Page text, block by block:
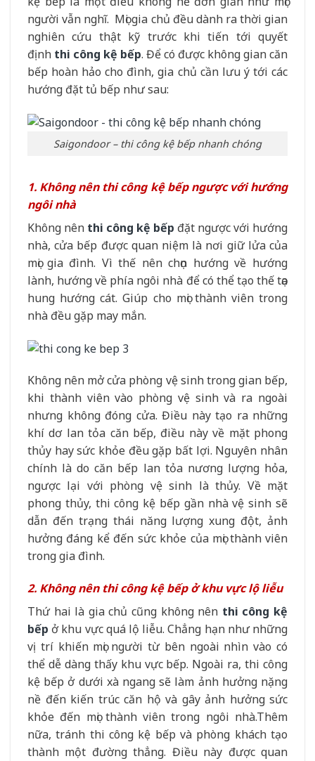
người vẫn nghĩ. Mọi gia chủ đều dành ra thời gian
nghiên cứu thật kỹ trước khi tiến tới quyết
định thi công kệ bếp. Để có được không gian căn
bếp hoàn hảo cho đình, gia chủ cần lưu ý tới các
hướng đặt tủ bếp như sau:
Saigondoor – thi công kệ bếp nhanh chóng
1. Không nên thi công kệ bếp ngược với hướng
ngôi nhà
Không nên thi công kệ bếp đặt ngược với hướng
nhà, cửa bếp được quan niệm là nơi giữ lửa của
mọi gia đình. Vì thế nên chọn hướng về hướng
lành, hướng về phía ngôi nhà để có thể tạo thế tọa
hung hướng cát. Giúp cho mọi thành viên trong
nhà đều gặp may mắn.
Không nên mở cửa phòng vệ sinh trong gian bếp,
khi thành viên vào phòng vệ sinh và ra ngoài
nhưng không đóng cửa. Điều này tạo ra những
khí dơ lan tỏa căn bếp, điều này về mặt phong
thủy hay sức khỏe đều gặp bất lợi. Nguyên nhân
chính là do căn bếp lan tỏa nương lượng hỏa,
ngược lại với phòng vệ sinh là thủy. Về mặt
phong thủy, thi công kệ bếp gần nhà vệ sinh sẽ
dẫn đến trạng thái năng lượng xung đột, ảnh
hưởng đáng kể đến sức khỏe của mọi thành viên
trong gia đình.
2. Không nên thi công kệ bếp ở khu vực lộ liễu
Thứ hai là gia chủ cũng không nên thi công kệ
bếp ở khu vực quá lộ liễu. Chẳng hạn như những
vị trí khiến mọi người từ bên ngoài nhìn vào có
thể dễ dàng thấy khu vực bếp. Ngoài ra, thi công
kệ bếp ở dưới xà ngang sẽ làm ảnh hưởng nặng
nề đến kiến trúc căn hộ và gây ảnh hưởng sức
khỏe đến mọi thành viên trong ngôi nhà.Thêm
nữa, tránh thi công kệ bếp và phòng khách tạo
thành một đường thẳng. Điều này được quan